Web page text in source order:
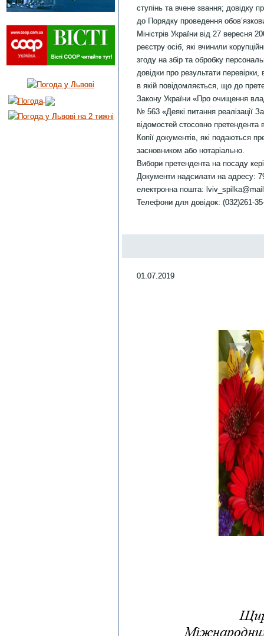
ступінь та вчене звання; довідку
до Порядку проведення
Міністрів України від 27 вересня
реєстру осіб, які вчинили
згоду на збір та обробку
довідки про результати
в якій повідомляється, що до
Закону України «Про очищення
№ 563 «Деякі питання реалізації
відомостей стосовно претендента
Копії документів, які подаються
засновником або нотаріально.
Вибори претендента на посаду
Документи надсилати на адресу:
електронна пошта:
Телефони для довідок: (032)261-
01.07.2019